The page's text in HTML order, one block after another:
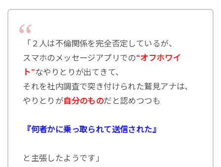
「２人は不倫関係を完全否定しているが、
スマホのメッセージアプリでの“オフホワイ
ト”なやりとりが出てきて、
それを社内調査で突き付けられた鷲見アナは、
やりとりが自分のものだと認めつつも
『何者かに乗っ取られて送信された』
と主張したようです」